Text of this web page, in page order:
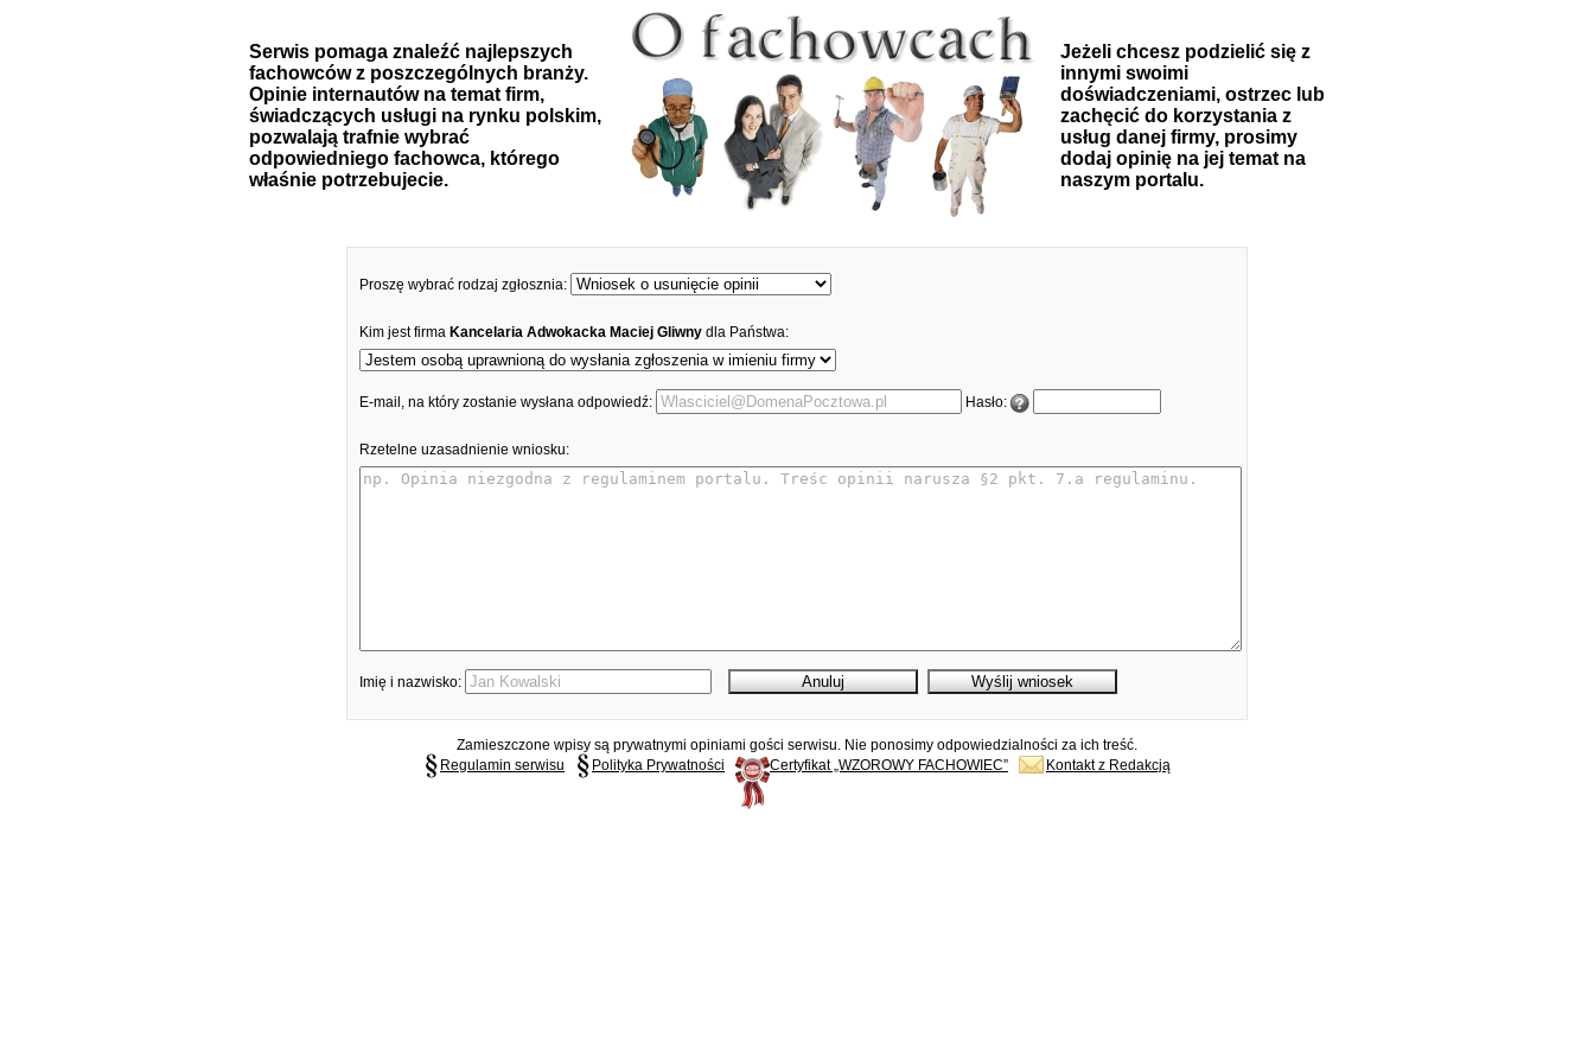
Serwis pomaga znaleźć najlepszych
fachowców z poszczególnych branży.
Opinie internautów na temat firm,
świadczących usługi na rynku polskim,
pozwalają trafnie wybrać
odpowiedniego fachowca, którego
właśnie potrzebujecie.
Jeżeli chcesz podzielić się z
innymi swoimi
doświadczeniami, ostrzec lub
zachęcić do korzystania z
usług danej firmy, prosimy
dodaj opinię na jej temat na
naszym portalu.
Proszę wybrać rodzaj zgłosznia:
Kim jest firma Kancelaria Adwokacka Maciej Gliwny dla Państwa:
E-mail, na który zostanie wysłana odpowiedź: Hasło:
Rzetelne uzasadnienie wniosku:
Imię i nazwisko:
Zamieszczone wpisy są prywatnymi opiniami gości serwisu. Nie ponosimy odpowiedzialności za ich treść.
Regulamin serwisu
Polityka Prywatności Certyfikat „WZOROWY FACHOWIEC” Kontakt z Redakcją